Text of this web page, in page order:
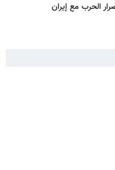
الحرب مع إيران